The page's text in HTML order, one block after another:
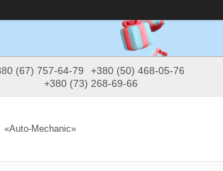
(67) 757-64-79
+380 (50) 468-05-76
+380 (73) 268-69-66
«Auto-Mechanic»